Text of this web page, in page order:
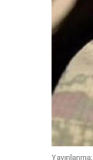
Yayınlanma: